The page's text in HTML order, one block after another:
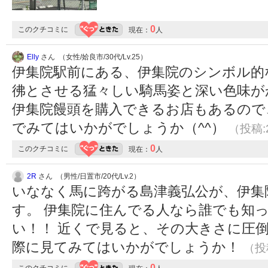
このクチコミに 現在： 0人
Elly さん （女性/姶良市/30代/Lv.25）
伊集院駅前にある、伊集院のシンボル
彿とさせる猛々しい騎馬姿と深い色味
伊集院饅頭を購入できるお店もあるの
でみてはいかがでしょうか（^^）
（投
このクチコミに 現在： 0人
2R さん （男性/日置市/20代/Lv.2）
いななく馬に跨がる島津義弘公が、伊
す。 伊集院に住んでる人なら誰でも知
い！！ 近くで見ると、その大きさに圧
際に見てみてはいかがでしょうか！
（